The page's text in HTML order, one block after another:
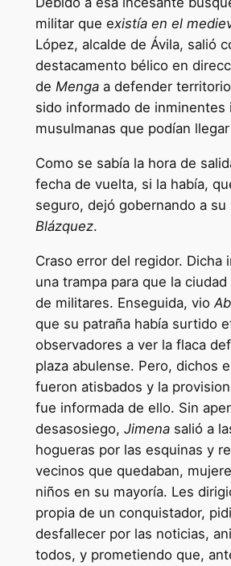
militar que existía en el
López, alcalde de Ávila, salió
destacamento bélico en
de Mengaa defender
sido informado de inminentes
musulmanas que podían
Como se sabía la hora de
fecha de vuelta, si la había,
seguro, dejó gobernando a su
Blázquez.
Craso error del regidor. Dicha
una trampa para que la
de militares. Enseguida, vio
que su patraña había surtido
observadores a ver la flaca
plaza abulense. Pero, dichos
fueron atisbados y la
fue informada de ello. Sin
desasosiego, Jimenasalió a
hogueras por las esquinas y
vecinos que quedaban,
niños en su mayoría. Les
propia de un conquistador,
desfallecer por las noticias,
todos, y prometiendo que,